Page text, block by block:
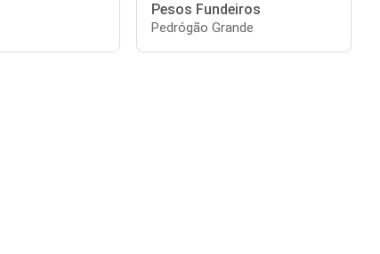
Pesos Fundeiros
Pedrógão Grande